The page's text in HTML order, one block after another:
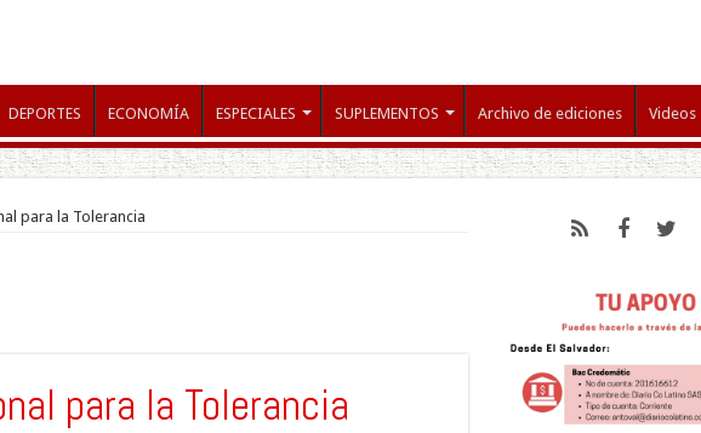
DEPORTES ECONOMÍA ESPECIALES SUPLEMENTOS Archivo de ediciones Videos
para la Tolerancia
para la Tolerancia